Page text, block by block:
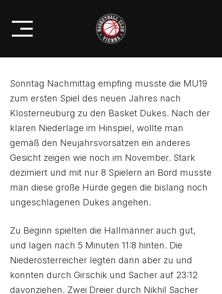
content
STARK DEZIMIERTEN TEAM IN
KLOSTERNEUBURG
Sonntag Nachmittag empfing musste die MU19
zum ersten Spiel des neuen Jahres nach
Klosterneuburg zu den Basket Dukes. Nach der
klaren Niederlage im Hinspiel, wollte man
gemäß den Neujahrsvorsätzen ein anderes
Gesicht zeigen wie noch im November. Stark
dezimiert und mit nur 8 Spielern an Bord musste
man diese große Hürde gegen die bislang noch
ungeschlagenen Dukes angehen.
Zu Beginn spielten die Hallmänner auch gut,
und lagen nach 5 Minuten 11:8 hinten. Die
Niederösterreicher legten dann aber zu und
konnten durch Girschik und Sacher auf 23:12
davonziehen. Zwei Dreier durch Nikhil Sacher